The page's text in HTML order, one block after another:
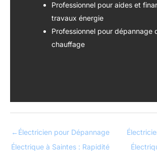
Professionnel pour aides et
travaux énergie
Professionnel pour dépannage
chauffage
← Électricien pour Dépannage
Électrique à Saintes : Rapidité